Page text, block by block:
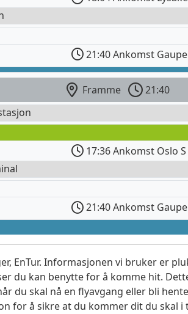
21:40 Ankomst
Framme
21:40
17:36 Ankomst Oslo S
21:40 Ankomst
EnTur. Informasjonen vi bruker er
du kan benytte for å komme hit.
du skal nå en flyavgang eller bli
for å sikre at du kommer dit du skal i